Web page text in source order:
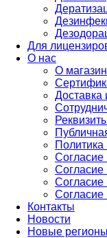
Для
О нас
О
Доставка
Согласие
Согласие
Согласие
Согласие
Контакты
Новости
Новые регионы